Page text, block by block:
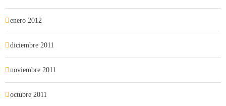
enero 2012
diciembre 2011
noviembre 2011
octubre 2011